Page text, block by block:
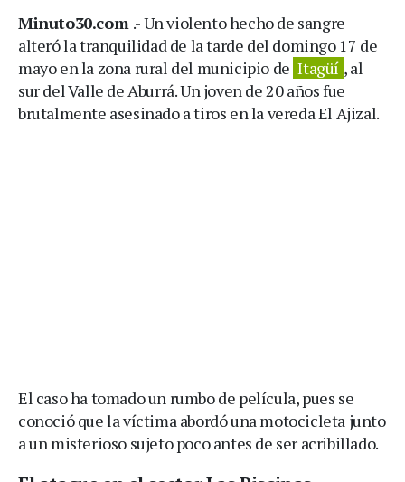
Minuto30.com .- Un violento hecho de sangre
alteró la tranquilidad de la tarde del domingo 17 de
mayo en la zona rural del municipio de Itagüí , al
sur del Valle de Aburrá. Un joven de 20 años fue
brutalmente asesinado a tiros en la vereda El Ajizal.
El caso ha tomado un rumbo de película, pues se
conoció que la víctima abordó una motocicleta junto
a un misterioso sujeto poco antes de ser acribillado.